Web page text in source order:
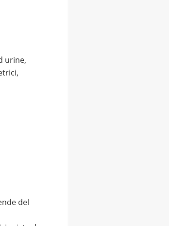
urine,
del